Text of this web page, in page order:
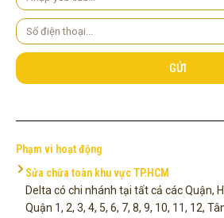
cầu
Số
điện
thoại
GỬI
Phạm vi hoạt động
Sửa chữa toàn khu vực TP.HCM
Delta có chi nhánh tại tất cả các Quận,
Quận 1, 2, 3, 4, 5, 6, 7, 8, 9, 10, 11, 12,